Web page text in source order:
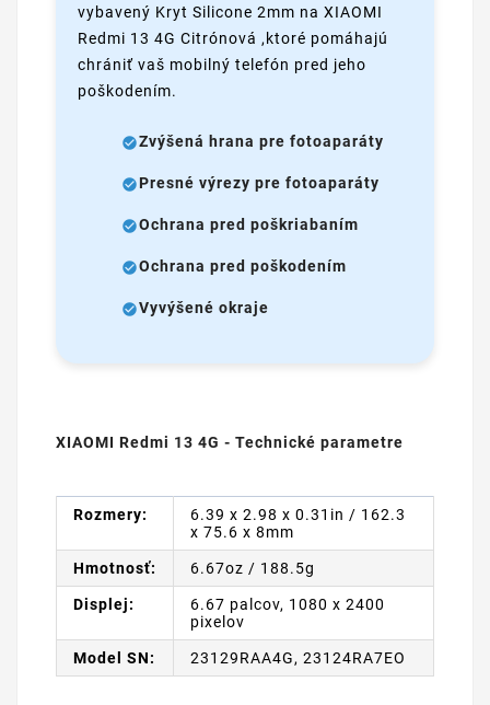
vybavený Kryt Silicone 2mm na XIAOMI
Redmi 13 4G Citrónová ,ktoré pomáhajú
chrániť vaš mobilný telefón pred jeho
poškodením.
Zvýšená hrana pre fotoaparáty
Presné výrezy pre fotoaparáty
Ochrana pred poškriabaním
Ochrana pred poškodením
Vyvýšené okraje
XIAOMI Redmi 13 4G - Technické parametre
Rozmery:
6.39 x 2.98 x 0.31in / 162.3
x 75.6 x 8mm
Hmotnosť: 6.67oz / 188.5g
Displej:
6.67 palcov, 1080 x 2400
pixelov
Model SN: 23129RAA4G, 23124RA7EO